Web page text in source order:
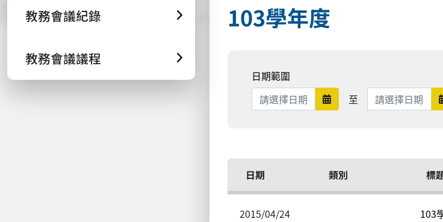
教務會議紀錄
教務會議議程
103學年度
日期範圍
日期範圍開始
至 日期範圍結束
日期 類別 標
2015/04/24 103